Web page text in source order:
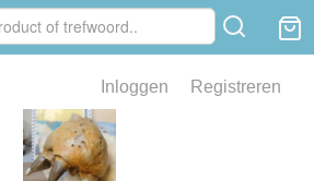
Inloggen Registreren